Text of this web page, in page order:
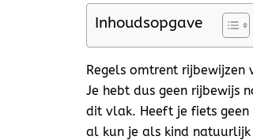
Inhoudsopgave
Regels omtrent rijbewijzen
Je hebt dus geen rijbewijs
dit vlak. Heeft je fiets geen
al kun je als kind